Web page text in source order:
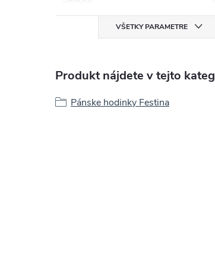
VŠETKY PARAMETRE
Produkt nájdete v tejto
Pánske hodinky Festina